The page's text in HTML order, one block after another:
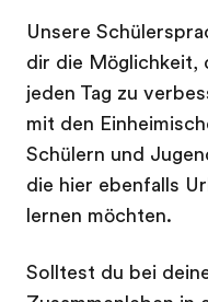
Unsere
dir die Möglichkeit,
jeden Tag zu
mit den
Schülern und
die hier ebenfalls
lernen möchten.
Solltest du bei